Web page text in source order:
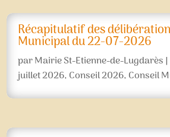
Récapitulatif des
Municipal du 22-07-2026
parMairie St-Etienne-de-Lugdarès|
juillet 2026, Conseil 2026, Conseil